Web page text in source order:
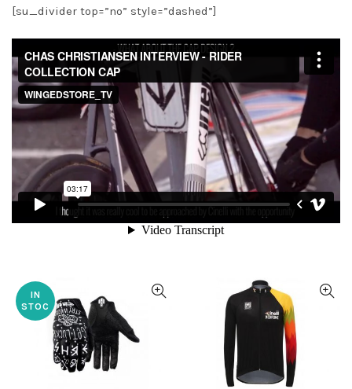
[su_divider top=”no” style=”dashed”]
IN
STOC